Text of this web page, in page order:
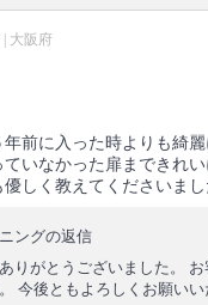
| 大阪府
前に入った時よりも綺
ていなかった扉まできれ
しく教えてくださいまし
ングの返信
りがとうございました。
今後ともよろしくお願いい